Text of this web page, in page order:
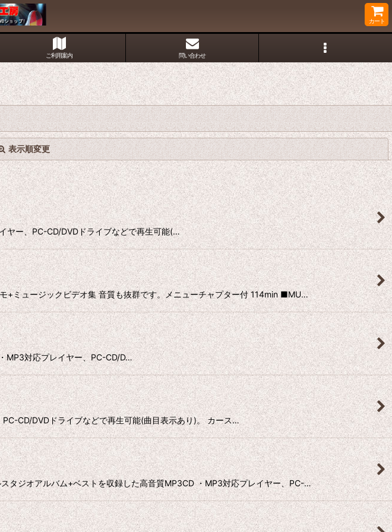
カート
ご利用案内 問い合わせ
表示順変更 閉じる
ー、PC-CD/DVDドライブなどで再生可能(…
+ミュージックビデオ集 音質も抜群です。メニューチャプター付 114min ■MU…
MP3対応プレイヤー、PC-CD/D…
CD/DVDドライブなどで再生可能(曲目表示あり)。 カース…
ジオアルバム+ベストを収録した高音質MP3CD ・MP3対応プレイヤー、PC-…